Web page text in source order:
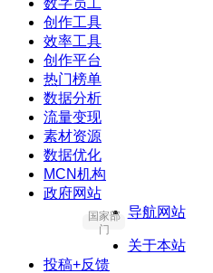
数字员工
创作工具
效率工具
创作平台
热门榜单
数据分析
流量变现
素材资源
数据优化
MCN机构
政府网站
国家部
门
导航网站
关于本站
投稿+反馈